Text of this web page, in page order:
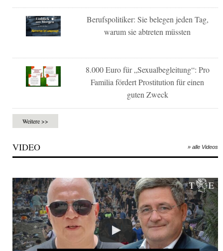
Berufspolitiker: Sie belegen jeden Tag,
warum sie abtreten müssten
8.000 Euro für „Sexualbegleitung“: Pro
Familia fördert Prostitution für einen
guten Zweck
Weitere >>
VIDEO » alle Videos